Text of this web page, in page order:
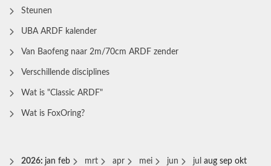
Steunen
UBA ARDF kalender
Van Baofeng naar 2m/70cm ARDF zender
Verschillende disciplines
Wat is "Classic ARDF"
Wat is FoxOring?
2026: jan feb mrt apr mei jun jul aug sep okt